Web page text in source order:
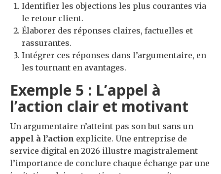
Identifier les objections les plus courantes via
le retour client.
Élaborer des réponses claires, factuelles et
rassurantes.
Intégrer ces réponses dans l’argumentaire, en
les tournant en avantages.
Exemple 5 : L’appel à
l’action clair et motivant
Un argumentaire n’atteint pas son but sans un
appel à l’action explicite. Une entreprise de
service digital en 2026 illustre magistralement
l’importance de conclure chaque échange par une